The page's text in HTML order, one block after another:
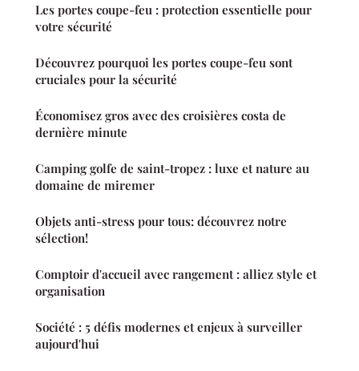
Les portes coupe-feu : protection essentielle pour
votre sécurité
Découvrez pourquoi les portes coupe-feu sont
cruciales pour la sécurité
Économisez gros avec des croisières costa de
dernière minute
Camping golfe de saint-tropez : luxe et nature au
domaine de miremer
Objets anti-stress pour tous: découvrez notre
sélection!
Comptoir d'accueil avec rangement : alliez style et
organisation
Société : 5 défis modernes et enjeux à surveiller
aujourd'hui